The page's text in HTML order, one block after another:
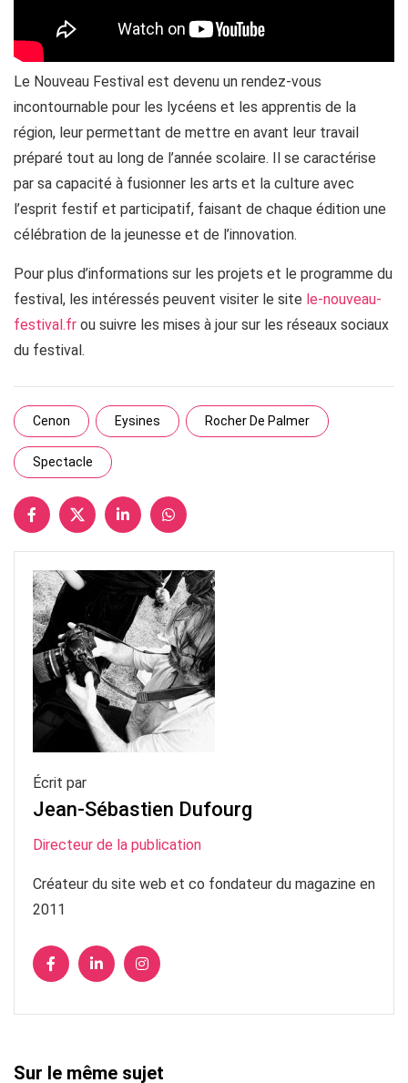
Le Nouveau Festival est devenu un rendez-vous
incontournable pour les lycéens et les apprentis de la
région, leur permettant de mettre en avant leur travail
préparé tout au long de l’année scolaire. Il se caractérise
par sa capacité à fusionner les arts et la culture avec
l’esprit festif et participatif, faisant de chaque édition une
célébration de la jeunesse et de l’innovation.
Pour plus d’informations sur les projets et le programme du
festival, les intéressés peuvent visiter le site le-nouveau-
festival.fr ou suivre les mises à jour sur les réseaux sociaux
du festival.
Cenon Eysines Rocher De Palmer
Spectacle
Écrit par
Jean-Sébastien Dufourg
Directeur de la publication
Créateur du site web et co fondateur du magazine en
2011
Sur le même sujet